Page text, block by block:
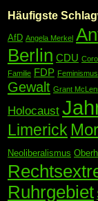
Häufigste
AfD Angela Merkel
Berlin CDU
Familie FDP Feminismus
Gewalt Grant
Holocaust
Limerick
Neoliberalismus
Ruhrgebiet